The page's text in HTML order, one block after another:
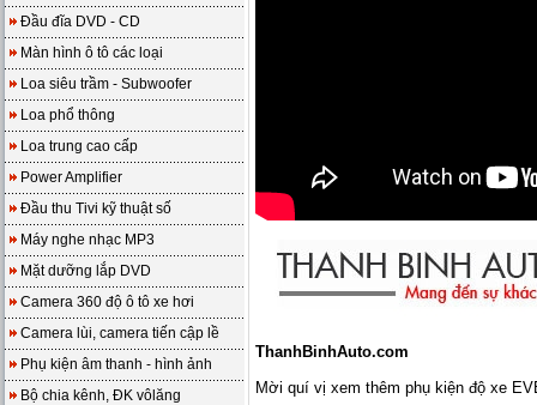
Đầu đĩa DVD - CD
Màn hình ô tô các loại
Loa siêu trầm - Subwoofer
Loa phổ thông
Loa trung cao cấp
Power Amplifier
Đầu thu Tivi kỹ thuật số
Máy nghe nhạc MP3
Mặt dưỡng lắp DVD
Camera 360 độ ô tô xe hơi
Camera lùi, camera tiến cập lề
Phụ kiện âm thanh - hình ảnh
Bộ chia kênh, ĐK vôlăng
ThanhBinhAuto.com
Mời quí vị xem thêm phụ kiện độ xe